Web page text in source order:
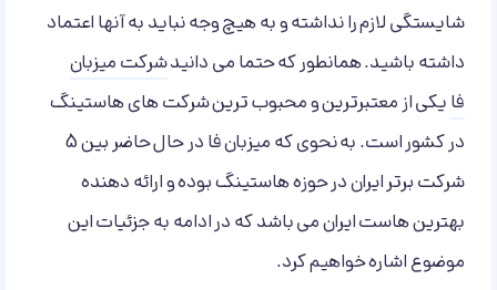
شایستگی لازم را نداشته و به هیچ وجه نباید به آنها اعتماد
داشته باشید. همانطور که حتما می دانیدشرکت میزبان
فایکی از معتبرترین و محبوب ترین شرکت های هاستینگ
در کشور است. به نحوی که میزبان فا در حال حاضر بین 5
شرکت برتر ایران در حوزه هاستینگ بوده و ارائه دهنده
بهترین هاست ایران می باشد که در ادامه به جزئیات این
موضوع اشاره خواهیم کرد.